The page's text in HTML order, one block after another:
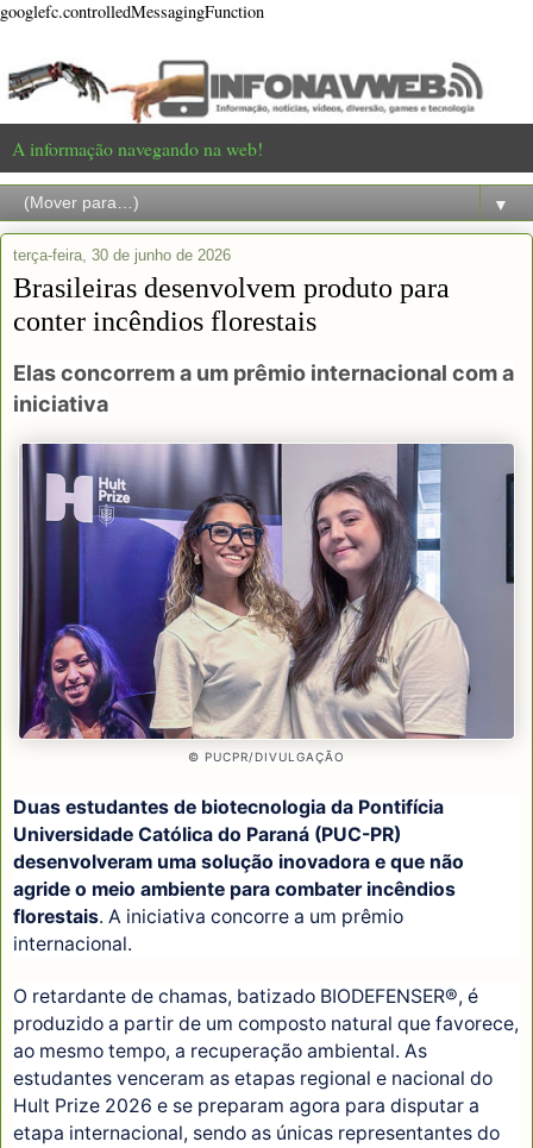
googlefc.controlledMessagingFunction
A informação navegando na web!
▼
terça-feira, 30 de junho de 2026
Brasileiras desenvolvem produto para
conter incêndios florestais
Elas concorrem a um prêmio internacional com a
iniciativa
© PUCPR/DIVULGAÇÃO
Duas estudantes de biotecnologia da Pontifícia
Universidade Católica do Paraná (PUC-PR)
desenvolveram uma solução inovadora e que não
agride o meio ambiente para combater incêndios
florestais. A iniciativa concorre a um prêmio
internacional.
O retardante de chamas, batizado BIODEFENSER®, é
produzido a partir de um composto natural que favorece,
ao mesmo tempo, a recuperação ambiental. As
estudantes venceram as etapas regional e nacional do
Hult Prize 2026 e se preparam agora para disputar a
etapa internacional, sendo as únicas representantes do